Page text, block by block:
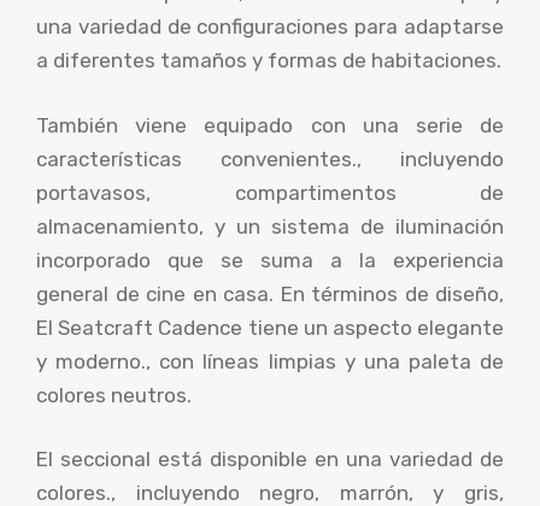
una variedad de configuraciones para adaptarse
a diferentes tamaños y formas de habitaciones.
También viene equipado con una serie de
características convenientes., incluyendo
portavasos, compartimentos de
almacenamiento, y un sistema de iluminación
incorporado que se suma a la experiencia
general de cine en casa. En términos de diseño,
El Seatcraft Cadence tiene un aspecto elegante
y moderno., con líneas limpias y una paleta de
colores neutros.
El seccional está disponible en una variedad de
colores., incluyendo negro, marrón, y gris,